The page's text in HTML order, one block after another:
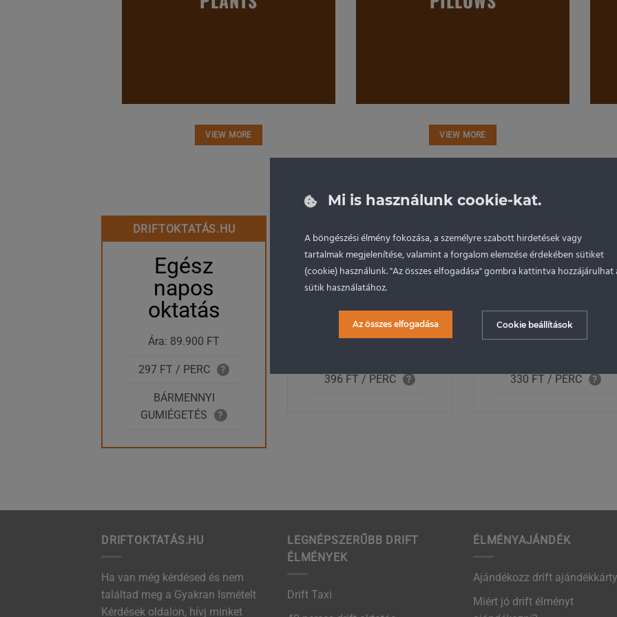
VIEW MORE VIEW MORE
DRIFTOKTATÁS.HU
Egész
napos
oktatás
Ára: 89.900 FT
297 FT / PERC ?
BÁRMENNYI
GUMIÉGETÉS
?
NAGYNAP.HU
Egész
napos
oktatás
396 FT / PERC ?
MEGLEPKÉK.HU
Egész
oktatás
330 FT / PERC ?
DRIFTOKTATÁS.HU
Ha van még kérdésed és nem
találtad meg a Gyakran Ismételt
Kérdések oldalon, hívj minket
LEGNÉPSZERŰBB DRIFT
ÉLMÉNYEK
Drift Taxi
ÉLMÉNYAJÁNDÉK
Ajándékozz drift
Miért jó drift élményt
Mi is használunk cookie-kat.
A böngészési élmény fokozása, a személyre szabott hirdetések vagy
tartalmak megjelenítése, valamint a forgalom elemzése érdekében sütiket
(cookie) használunk. "Az összes elfogadása" gombra kattintva hozzájárulhat
sütik használatához.
Az összes elfogadása Cookie beállítások